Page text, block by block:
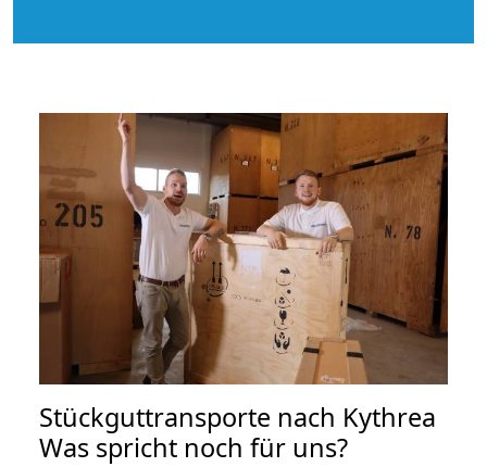
Stückguttransporte nach Kythrea
Was spricht noch für uns?